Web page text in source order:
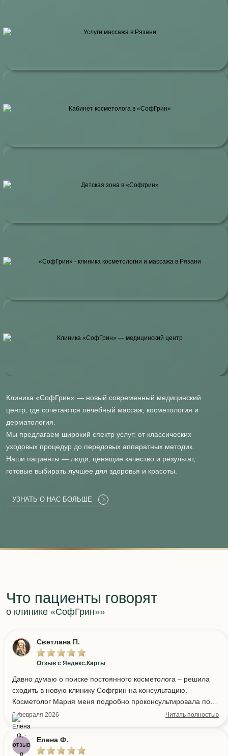
УЗНАТЬ О НАС БОЛЬШЕ
Клиника «СофГрин» — новый современный медицинский
центр, где сочетаются лечебный массаж, косметология и
дерматология.
Мы предлагаем широкий спектр услуг: от классических
уходовых процедур до передовых аппаратных методик.
Наши пациенты — люди, ценящие качество и результат,
готовые выбирать лучшее для здоровья и красоты.
Что пациенты говорят
о клинике «СофГрин»»
Светлана П.
Отзыв с Яндекс.Карты
Давно думаю о поиске постоянного косметолога – решила
сходить в новую клинику Софгрин на консультацию.
Косметолог Мария меня подробно проконсультировала по
состоянию кожи лица, подобрали процедуру пилинга,
записалась на ближайшее время. Мне всегда интересно
работать с новыми для себя специалистами, сразу чувствую
внутреннее и внешнее обновление. Сама клиника оставила
3 февраля 2026 Читать полностью
Елена Ф.